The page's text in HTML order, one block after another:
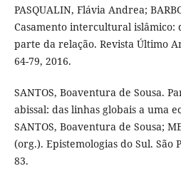
PASQUALIN, Flávia Andrea;
Casamento intercultural
parte da relação. Revista Último
64-79, 2016.
SANTOS, Boaventura de Sousa.
abissal: das linhas globais a uma
SANTOS, Boaventura de Sousa;
(org.). Epistemologias do Sul. São
83.